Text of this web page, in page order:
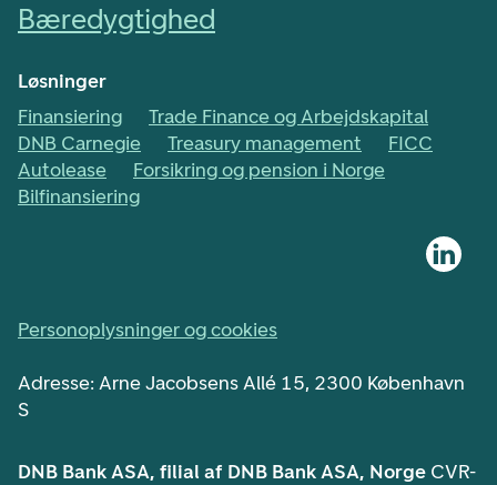
Bæredygtighed
Løsninger
Finansiering
Trade Finance og Arbejdskapital
DNB Carnegie
Treasury management
FICC
Autolease
Forsikring og pension i Norge
Bilfinansiering
Personoplysninger og cookies
Adresse: Arne Jacobsens Allé 15, 2300 København
S
DNB Bank ASA, filial af DNB Bank ASA, Norge CVR-